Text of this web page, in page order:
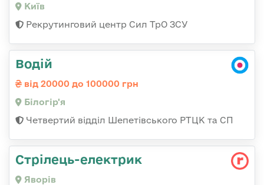
Київ
Рекрутинговий центр Сил ТрО ЗСУ
Водій
від 20000 до 100000 грн
Білогір'я
Четвертий відділ Шепетівського РТЦК та СП
Стрілець-електрик
Яворів